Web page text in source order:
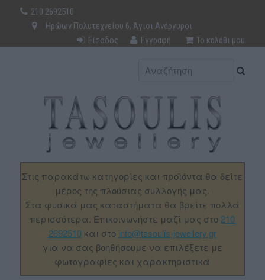
210 2692510
Ηρώων Πολυτεχνείου 6, Άγιοι Ανάργυροι
Είσοδος
Εγγραφή Το καλάθι μου
Στις παρακάτω κατηγορίες και προϊόντα θα δείτε
μέρος της πλούσιας συλλογής μας.
Στα φυσικά μας καταστήματα θα βρείτε πολλά
περισσότερα. Επικοινωνήστε μαζί μας στο 210
2692510και στο info@tasoulis-jewellery.gr
για να σας βοηθήσουμε να επιλέξετε με
φωτογραφίες και χαρακτηριστικά